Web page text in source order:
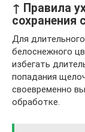
↑ Правила
сохранения
Для
белоснежного
избегать
попадания
своевременно
обработке.